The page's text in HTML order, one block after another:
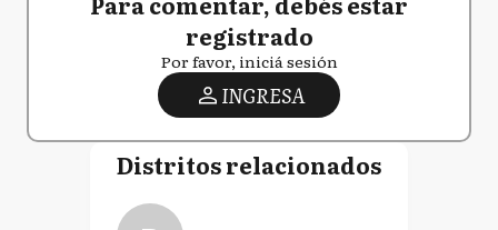
registrado
Por favor, iniciá sesión
INGRESA
Distritos relacionados